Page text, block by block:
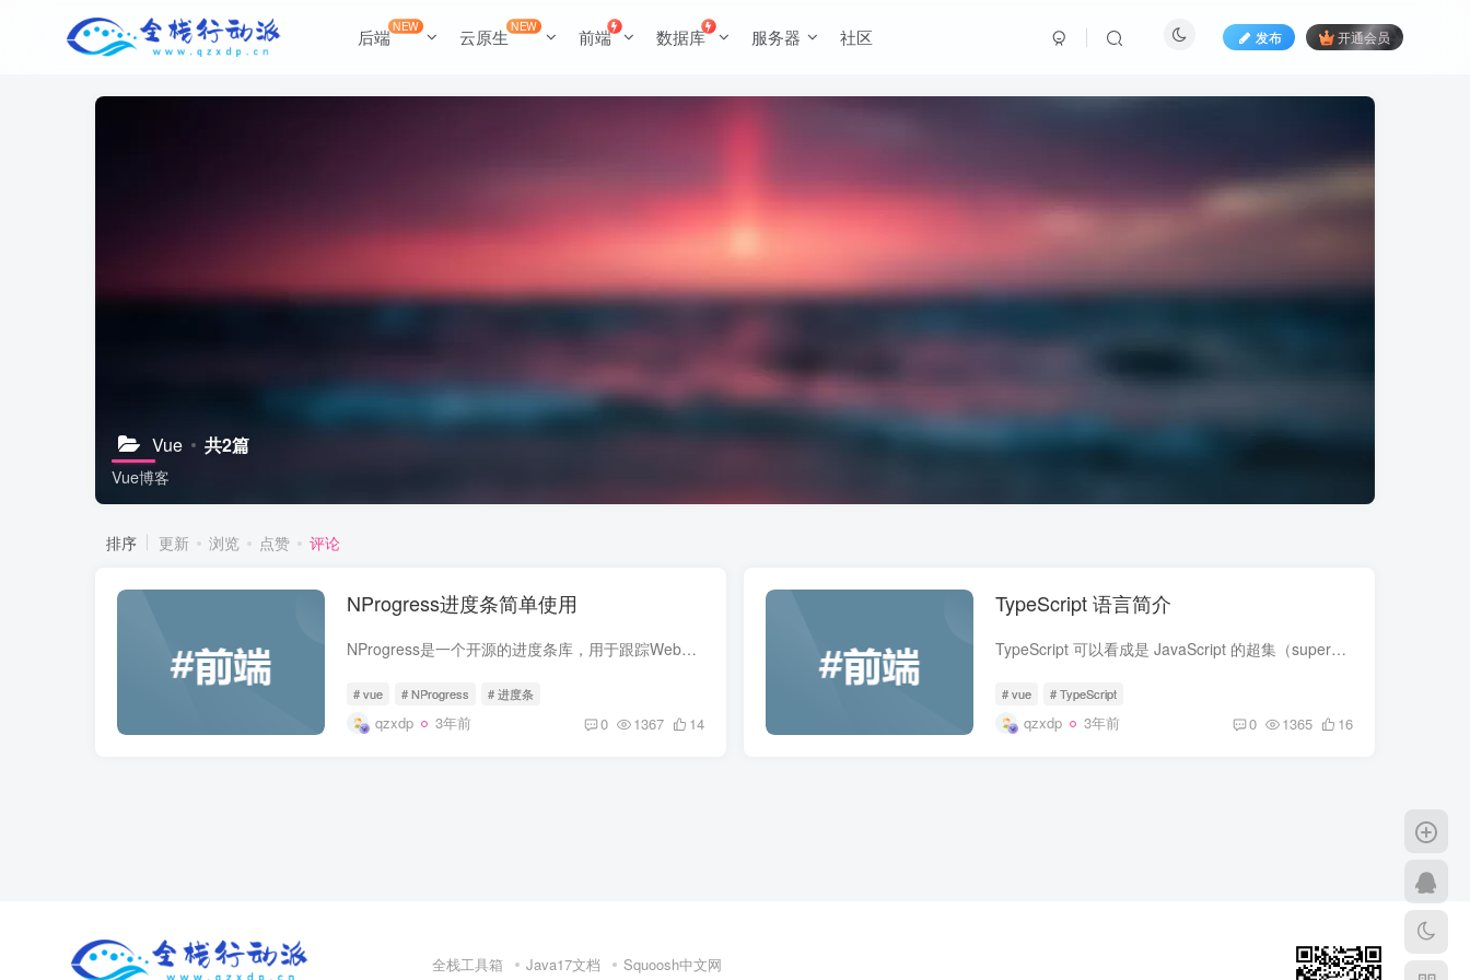
后端NEW 云原生NEW 前端 数据库 服务器 社区 发布 开通会员
Vue 共2篇
Vue博客
排序 更新 浏览 点赞 评论
NProgress进度条简单使用
NProgress是一个开源的进度条库，用于跟踪Web应用程序和API的加载进度。NProgress允许您在网页上显示一个进度条，其颜色和长度可以自定义，以便更好地显示加载进度。
# vue # NProgress # 进度条
qzxdp 3年前 0 1367 14
TypeScript 语言简介
TypeScript 可以看成是 JavaScript 的超集（superset），即它继承了后者的全部语法，所有 JavaScript 脚本都可以当作 TypeScript 脚本（但是可能会报错），此外它再增加了一些自己的语法。
# vue # TypeScript
qzxdp 3年前 0 1365 16
全栈工具箱 Java17文档 Squoosh中文网